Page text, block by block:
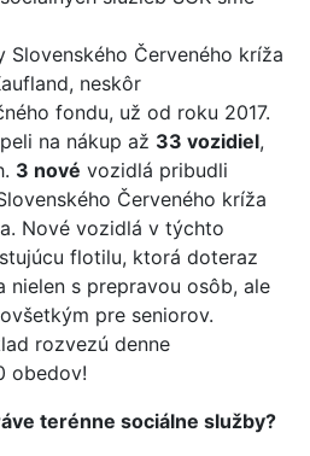
Slovenského Červeného kríža
neskôr
fondu, už od roku 2017.
na nákup až 33 vozidiel,
3 nové vozidlá pribudli
Červeného kríža
Nové vozidlá v týchto
flotilu, ktorá doteraz
nielen s prepravou osôb, ale
pre seniorov.
rozvezú denne
obedov!
terénne sociálne služby?